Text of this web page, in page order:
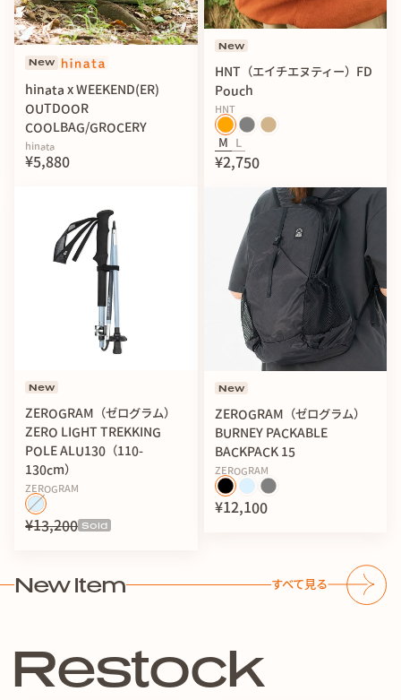
New
hinata x WEEKEND(ER)
OUTDOOR
COOLBAG/GROCERY
hinata
¥5,880
New
ZEROGRAM（ゼログラム）
ZERO LIGHT TREKKING
POLE ALU130（110-
130cm）
ZEROGRAM
¥13,200 Sold
New
HNT（エイチエヌティー）FD
Pouch
HNT
M L
¥2,750
New
ZEROGRAM（ゼログラム）
BURNEY PACKABLE
BACKPACK 15
ZEROGRAM
¥12,100
New Item すべて見る
Restock